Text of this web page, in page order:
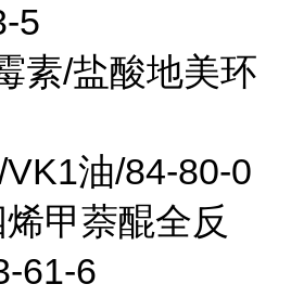
5
素/盐酸地美环
油/84-80-0
甲萘醌全反
61-6